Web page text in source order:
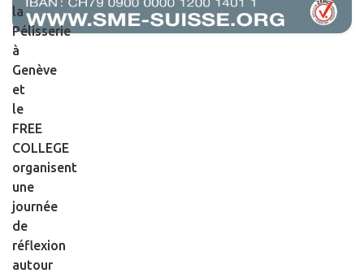
la
Pélisserie
à
Genève
et
le
FREE
COLLEGE
organisent
une
journée
de
réflexion
autour